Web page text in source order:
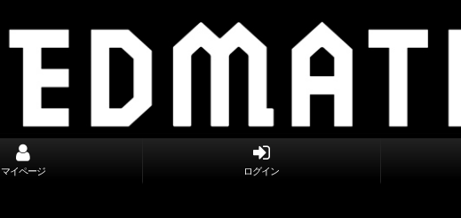
マイページ ログイン